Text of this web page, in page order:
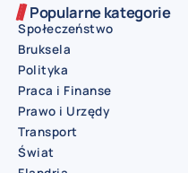
Popularne kategorie
Społeczeństwo
Bruksela
Polityka
Praca i Finanse
Prawo i Urzędy
Transport
Świat